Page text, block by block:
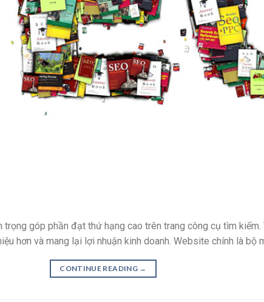
trọng góp phần đạt thứ hạng cao trên trang công cụ tìm
hơn và mang lại lợi nhuận kinh doanh. Website chính là bộ
CONTINUE READING →